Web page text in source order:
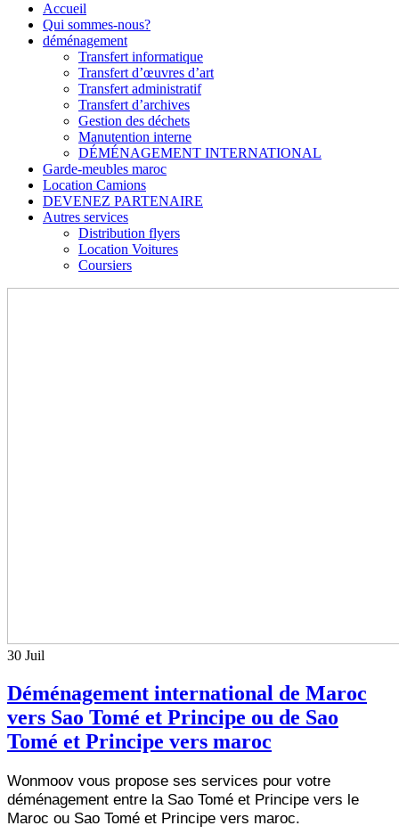
Accueil
Qui sommes-nous?
déménagement
Transfert informatique
Transfert d’œuvres d’art
Transfert administratif
Transfert d’archives
Gestion des déchets
Manutention interne
DÉMÉNAGEMENT INTERNATIONAL
Garde-meubles maroc
Location Camions
DEVENEZ PARTENAIRE
Autres services
Distribution flyers
Location Voitures
Coursiers
30 Juil
Déménagement international de Maroc
vers Sao Tomé et Principe ou de Sao
Tomé et Principe vers maroc
Wonmoov vous propose ses services pour votre
déménagement entre la Sao Tomé et Principe vers le
Maroc ou Sao Tomé et Principe vers maroc.